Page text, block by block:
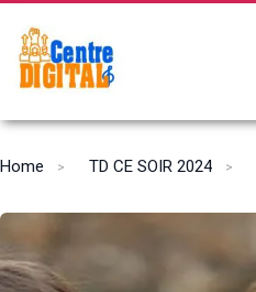
Home TD CE SOIR 2024